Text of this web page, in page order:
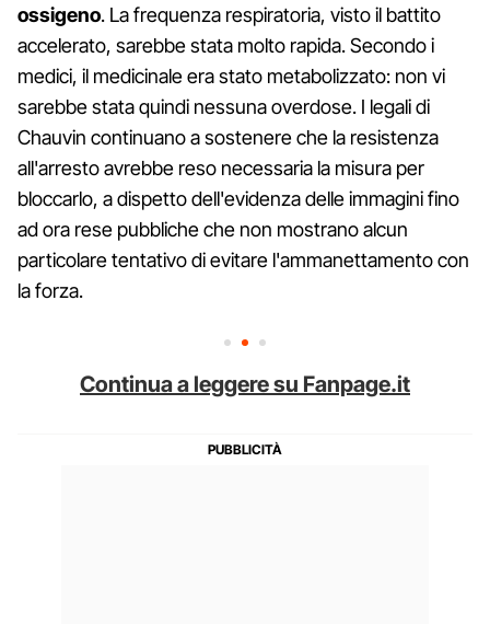
ossigeno. La frequenza respiratoria, visto il battito
accelerato, sarebbe stata molto rapida. Secondo i
medici, il medicinale era stato metabolizzato: non vi
sarebbe stata quindi nessuna overdose. I legali di
Chauvin continuano a sostenere che la resistenza
all'arresto avrebbe reso necessaria la misura per
bloccarlo, a dispetto dell'evidenza delle immagini fino
ad ora rese pubbliche che non mostrano alcun
particolare tentativo di evitare l'ammanettamento con
la forza.
Continua a leggere su Fanpage.it